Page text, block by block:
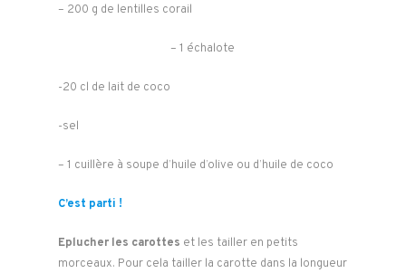
– 200 g de lentilles corail
– 1 échalote
-20 cl de lait de coco
-sel
– 1 cuillère à soupe d’huile d’olive ou d’huile de coco
C’est parti !
Eplucher les carottes et les tailler en petits
morceaux. Pour cela tailler la carotte dans la longueur